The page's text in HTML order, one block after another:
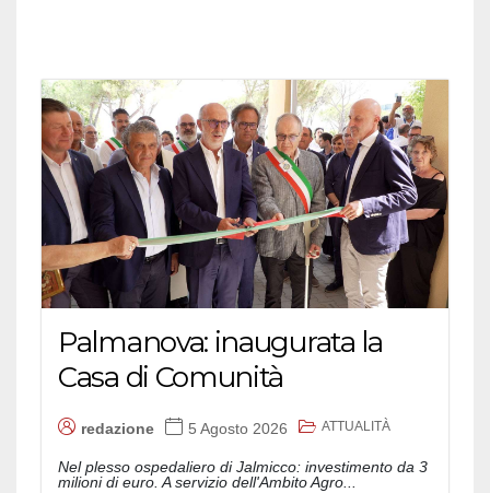
Palmanova: inaugurata la
Casa di Comunità
redazione 5 Agosto 2026 ATTUALITÀ
Nel plesso ospedaliero di Jalmicco: investimento da 3
milioni di euro. A servizio dell'Ambito Agro...